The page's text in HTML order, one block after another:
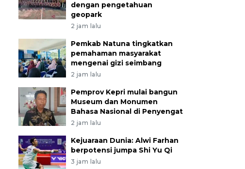
dengan pengetahuan
geopark
2 jam lalu
Pemkab Natuna tingkatkan
pemahaman masyarakat
mengenai gizi seimbang
2 jam lalu
Pemprov Kepri mulai bangun
Museum dan Monumen
Bahasa Nasional di Penyengat
2 jam lalu
Kejuaraan Dunia: Alwi Farhan
berpotensi jumpa Shi Yu Qi
3 jam lalu